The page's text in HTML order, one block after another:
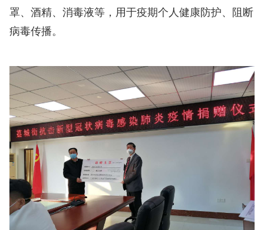
罩、酒精、消毒液等，用于疫期个人健康防护、阻断
病毒传播。